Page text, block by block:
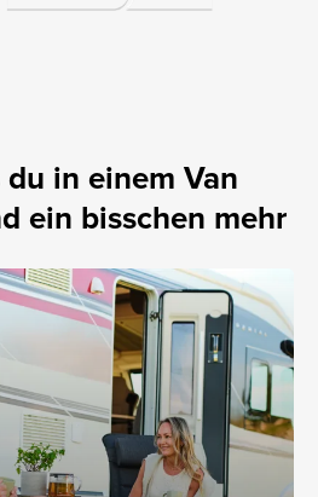
in einem Van
ein bisschen mehr